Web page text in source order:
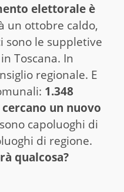
elettorale è
un ottobre caldo,
sono le suppletive
Toscana. In
regionale. E
1.348
un nuovo
capoluoghi di
di regione.
qualcosa?